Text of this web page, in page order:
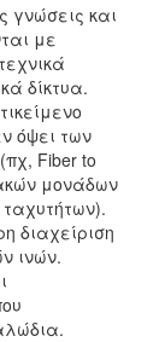
γνώσεις και
με
δίκτυα.
όψει των
Fiber to
μονάδων
διαχείριση
ινών.